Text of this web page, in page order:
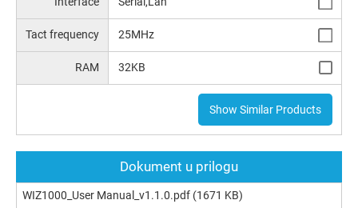
Tact frequency 25MHz
RAM 32KB
Show Similar Products
Dokument u prilogu
WIZ1000_User Manual_v1.1.0.pdf (1671 KB)